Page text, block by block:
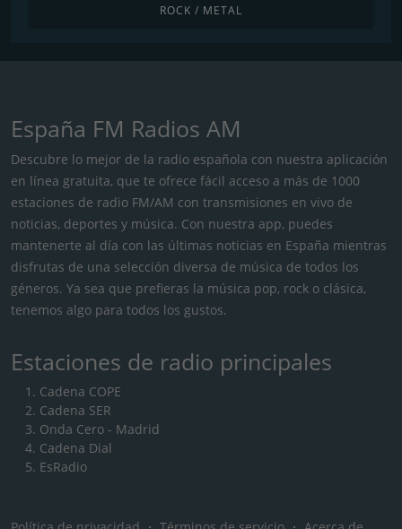
ROCK / METAL
España FM Radios AM
Descubre lo mejor de la radio española con nuestra aplicación
en línea gratuita, que te ofrece fácil acceso a más de 1000
estaciones de radio FM/AM con transmisiones en vivo de
noticias, deportes y música. Con nuestra app, puedes
mantenerte al día con las últimas noticias en España mientras
disfrutas de una selección diversa de música de todos los
géneros. Ya sea que prefieras la música pop, rock o clásica,
tenemos algo para todos los gustos.
Estaciones de radio principales
Cadena COPE
Cadena SER
Onda Cero - Madrid
Cadena Dial
EsRadio